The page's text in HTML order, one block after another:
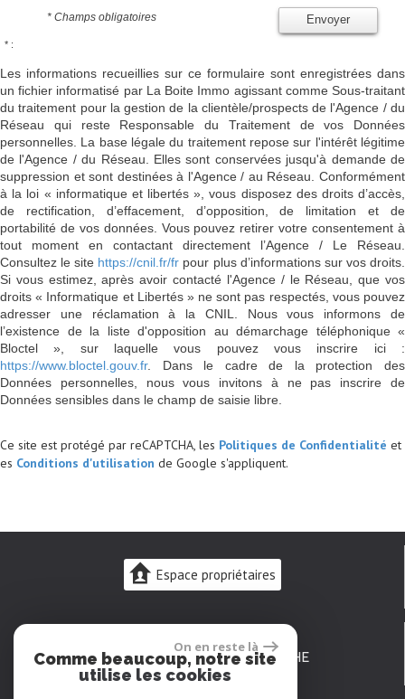
Envoyer
* Champs obligatoires
* :
Les informations recueillies sur ce formulaire sont enregistrées dans
un fichier informatisé par La Boite Immo agissant comme Sous-traitant
du traitement pour la gestion de la clientèle/prospects de l'Agence / du
Réseau qui reste Responsable du Traitement de vos Données
personnelles. La base légale du traitement repose sur l'intérêt légitime
de l'Agence / du Réseau. Elles sont conservées jusqu'à demande de
suppression et sont destinées à l'Agence / au Réseau. Conformément
à la loi « informatique et libertés », vous disposez des droits d’accès,
de rectification, d’effacement, d’opposition, de limitation et de
portabilité de vos données. Vous pouvez retirer votre consentement à
tout moment en contactant directement l’Agence / Le Réseau.
Consultez le site https://cnil.fr/fr pour plus d’informations sur vos droits.
Si vous estimez, après avoir contacté l'Agence / le Réseau, que vos
droits « Informatique et Libertés » ne sont pas respectés, vous pouvez
adresser une réclamation à la CNIL. Nous vous informons de
l’existence de la liste d'opposition au démarchage téléphonique «
Bloctel », sur laquelle vous pouvez vous inscrire ici :
https://www.bloctel.gouv.fr. Dans le cadre de la protection des
Données personnelles, nous vous invitons à ne pas inscrire de
Données sensibles dans le champ de saisie libre.
Ce site est protégé par reCAPTCHA, les Politiques de Confidentialité et
es Conditions d'utilisation de Google s'appliquent.
Espace propriétaires
23 rue Carnot-72200 LA FLÈCHE
laflecheimmo@gmail.com
On en reste là
Comme beaucoup, notre site
utilise les cookies